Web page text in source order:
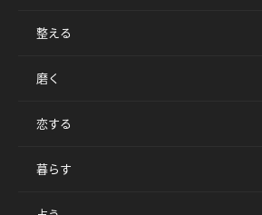
整える
磨く
恋する
暮らす